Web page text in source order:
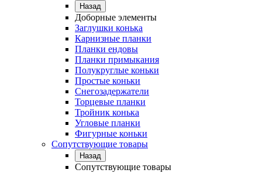
Назад
Доборные элементы
Заглушки конька
Карнизные планки
Планки ендовы
Планки примыкания
Полукруглые коньки
Простые коньки
Снегозадержатели
Торцевые планки
Тройник конька
Угловые планки
Фигурные коньки
Сопутствующие товары
Назад
Сопутствующие товары